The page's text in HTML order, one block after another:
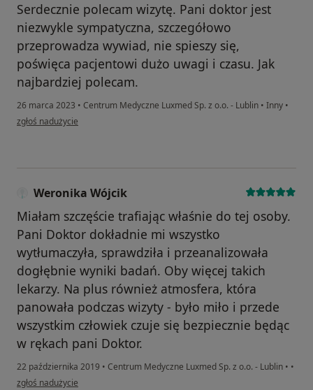
Serdecznie polecam wizytę. Pani doktor jest
niezwykle sympatyczna, szczegółowo
przeprowadza wywiad, nie spieszy się,
poświęca pacjentowi dużo uwagi i czasu. Jak
najbardziej polecam.
26 marca 2023 • Centrum Medyczne Luxmed Sp. z o.o. - Lublin • Inny •
w opinii użytkownika Anna
zgłoś nadużycie
Weronika Wójcik
Miałam szczęście trafiając właśnie do tej osoby.
Pani Doktor dokładnie mi wszystko
wytłumaczyła, sprawdziła i przeanalizowała
dogłębnie wyniki badań. Oby więcej takich
lekarzy. Na plus również atmosfera, która
panowała podczas wizyty - było miło i przede
wszystkim człowiek czuje się bezpiecznie będąc
w rękach pani Doktor.
22 października 2019 • Centrum Medyczne Luxmed Sp. z o.o. - Lublin • •
w opinii użytkownika Weronika Wójcik
zgłoś nadużycie